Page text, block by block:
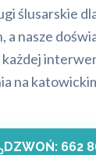
ślusarskie
nasze
każdej
na
DZWOŃ: 662